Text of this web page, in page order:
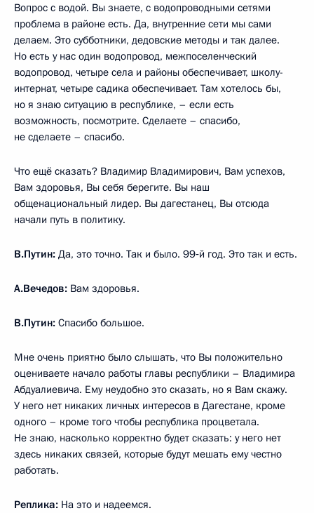
Вопрос с водой. Вы знаете, с водопроводными сетями
проблема в районе есть. Да, внутренние сети мы сами
делаем. Это субботники, дедовские методы и так далее.
Но есть у нас один водопровод, межпоселенческий
водопровод, четыре села и районы обеспечивает, школу-
интернат, четыре садика обеспечивает. Там хотелось бы,
но я знаю ситуацию в республике, – если есть
возможность, посмотрите. Сделаете – спасибо,
не сделаете – спасибо.
Что ещё сказать? Владимир Владимирович, Вам успехов,
Вам здоровья, Вы себя берегите. Вы наш
общенациональный лидер. Вы дагестанец, Вы отсюда
начали путь в политику.
В.Путин: Да, это точно. Так и было. 99‑й год. Это так и есть.
А.Вечедов: Вам здоровья.
В.Путин: Спасибо большое.
Мне очень приятно было слышать, что Вы положительно
оцениваете начало работы главы республики – Владимира
Абдуалиевича. Ему неудобно это сказать, но я Вам скажу.
У него нет никаких личных интересов в Дагестане, кроме
одного – кроме того чтобы республика процветала.
Не знаю, насколько корректно будет сказать: у него нет
здесь никаких связей, которые будут мешать ему честно
работать.
Реплика: На это и надеемся.